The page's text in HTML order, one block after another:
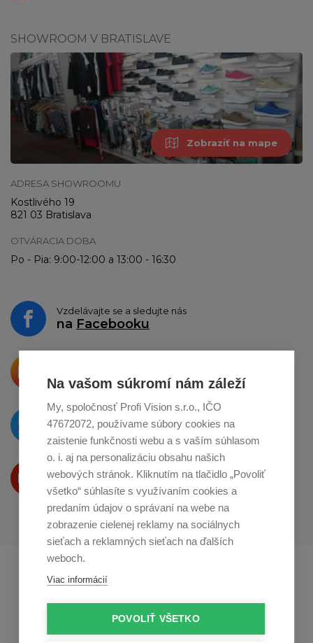
SHOWROOM V BRATISLAVE
Zobraziť na mape
ADRESA SHOWROOMU
Kostlivého 19
821 03 Bratislava
OTVÁRACIA DOBA
Po - Pia: 9:00-12:00 a 13:00 - 16:30
Vzdelávajte se a sledujte nás
na Facebooku
o zdieľanie naInstagrame
O novinkách píšeme
naTwitteri
Produkty Vám predstavujeme
na Youtube
Profikuchař.cz
Na vašom súkromí nám záleží
My, spoločnosť Profi Vision s.r.o., IČO
47672072, používame súbory cookies na
zaistenie funkčnosti webu a s vaším súhlasom
o. i. aj na personalizáciu obsahu našich
webových stránok. Kliknutím na tlačidlo „Povoliť
všetko“ súhlasíte s využívaním cookies a
predaním údajov o správaní na webe na
zobrazenie cielenej reklamy na sociálnych
sieťach a reklamných sieťach na ďalších
weboch.
Viac informácií
POVOLIŤ VŠETKO